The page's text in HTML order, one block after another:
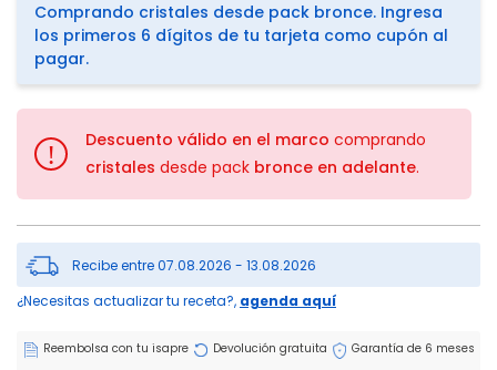
Comprando cristales desde pack bronce. Ingresa
los primeros 6 dígitos de tu tarjeta como cupón al
pagar.
! Descuento válido en el marco comprando
cristales desde pack bronce en adelante.
Recibe entre 07.08.2026 - 13.08.2026
¿Necesitas actualizar tu receta?, agenda aquí
Reembolsa con tu isapre Devolución gratuita Garantía de 6 meses